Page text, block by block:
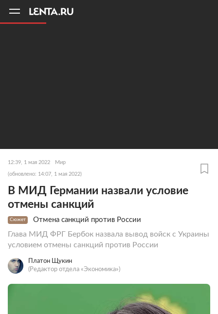
12:39, 1 мая 2022 Мир
(обновлено: 14:07, 1 мая 2022)
В МИД Германии назвали условие
отмены санкций
Сюжет Отмена санкций против России
Глава МИД ФРГ Бербок назвала вывод войск с Украины
условием отмены санкций против России
Платон Щукин
(Редактор отдела «Экономика»)